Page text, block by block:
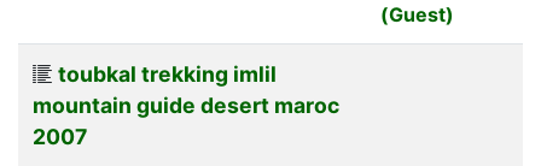
(Guest)
toubkal trekking imlil
mountain guide desert maroc
2007